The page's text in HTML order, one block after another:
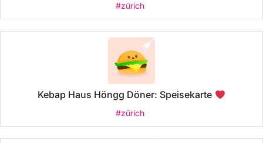
#zürich
Kebap Haus Höngg Döner: Speisekarte
#zürich